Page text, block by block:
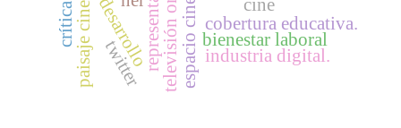
cine
cobertura educativa.
bienestar laboral
desarrollo
twitter industria digital.